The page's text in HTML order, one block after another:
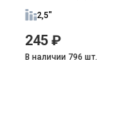
2,5"
245 ₽
В наличии 796 шт.